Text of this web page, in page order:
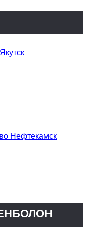
Нефтекамск